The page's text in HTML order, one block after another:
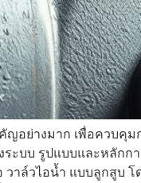
อย่างมาก เพื่อควบคุ
ะบบ รูปแบบและหลัก
าล์วไอน้ำ แบบลูกสูบ